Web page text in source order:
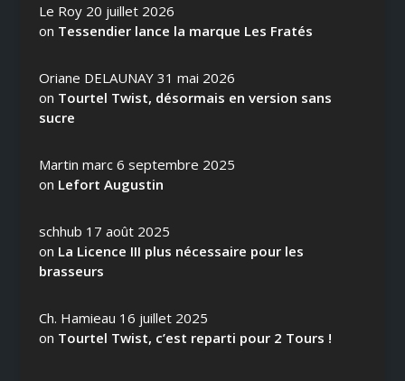
Le Roy 20 juillet 2026
on Tessendier lance la marque Les Fratés
Oriane DELAUNAY 31 mai 2026
on Tourtel Twist, désormais en version sans
sucre
Martin marc 6 septembre 2025
on Lefort Augustin
schhub 17 août 2025
on La Licence III plus nécessaire pour les
brasseurs
Ch. Hamieau 16 juillet 2025
on Tourtel Twist, c’est reparti pour 2 Tours !